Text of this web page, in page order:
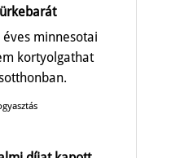
minnesotai
kortyolgathat